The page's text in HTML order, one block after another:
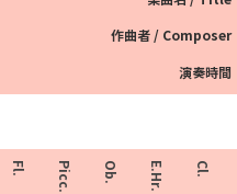
作曲者 / Composer
演奏時間
Fl. Picc. Ob. E.Hr. Cl.